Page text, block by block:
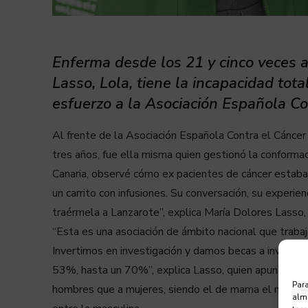
Enferma desde los 21 y cinco
Lasso, Lola, tiene la incapacidad
esfuerzo a la Asociación Española
Al frente de la Asociación Española Contra el
tres años, fue ella misma quien gestionó la
Canaria, observé cómo ex pacientes de cáncer
un carrito con infusiones. Su conversación, su
traérmela a Lanzarote”, explica María Dolores
“Esta es una asociación de ámbito nacional que
Invertimos en investigación y damos becas a
53%, hasta un 70%”, explica Lasso, quien apuntó
hombres que a mujeres, siendo el de mama el más